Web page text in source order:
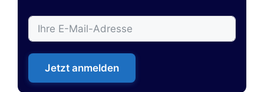
Jetzt anmelden